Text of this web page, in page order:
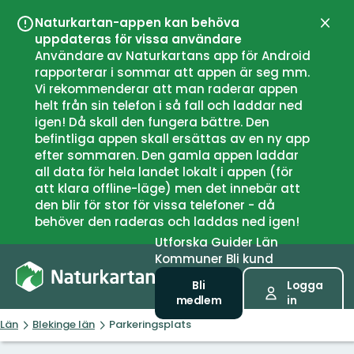
Naturkartan-appen kan behöva
uppdateras för vissa användare
Användare av Naturkartans app för Android
rapporterar i sommar att appen är seg mm.
Vi rekommenderar att man raderar appen
helt från sin telefon i så fall och laddar ned
igen! Då skall den fungera bättre. Den
befintliga appen skall ersättas av en ny app
efter sommaren. Den gamla appen laddar
all data för hela landet lokalt i appen (för
att klara offline-läge) men det innebär att
den blir för stor för vissa telefoner - då
behöver den raderas och laddas ned igen!
UtforskaGuiderLän
Kommuner Bli kund
Bli
medlem
Logga
in
Län Blekinge län Parkeringsplats